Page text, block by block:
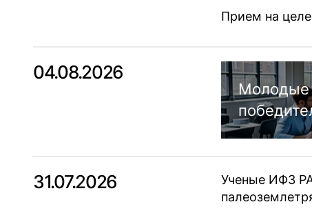
Прием на
04.08.2026
Молодые
31.07.2026
Ученые ИФЗ